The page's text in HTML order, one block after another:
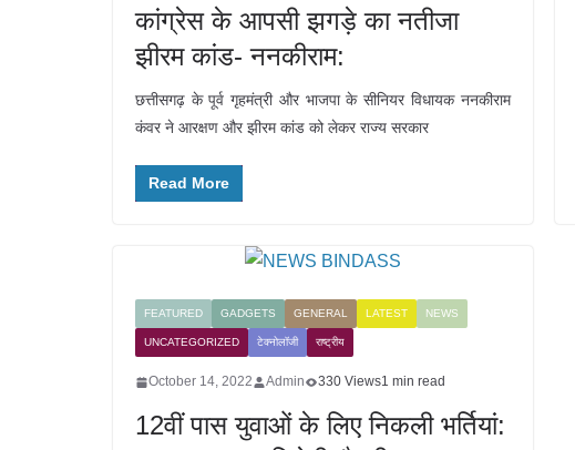
कांग्रेस के आपसी झगड़े का नतीजा
झीरम कांड- ननकीराम:
छत्तीसगढ़ के पूर्व गृहमंत्री और भाजपा के सीनियर विधायक ननकीराम
कंवर ने आरक्षण और झीरम कांड को लेकर राज्य सरकार
Read More
FEATURED GADGETS GENERAL LATEST NEWS
UNCATEGORIZED टेक्नोलॉजी राष्ट्रीय
October 14, 2022 Admin 330 Views1 min read
12वीं पास युवाओं के लिए निकली भर्तियां: